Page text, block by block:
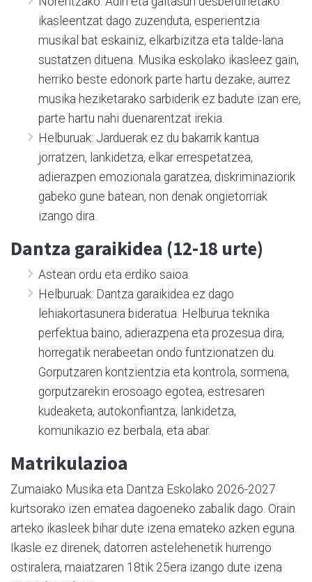
ikasleentzat dago zuzenduta, esperientzia
musikal bat eskainiz, elkarbizitza eta talde-lana
sustatzen dituena. Musika eskolako ikasleez gain,
herriko beste edonork parte hartu dezake, aurrez
musika heziketarako sarbiderik ez badute izan ere,
parte hartu nahi duenarentzat irekia.
Helburuak: Jarduerak ez du bakarrik kantua
jorratzen, lankidetza, elkar errespetatzea,
adierazpen emozionala garatzea, diskriminaziorik
gabeko gune batean, non denak ongietorriak
izango dira.
Dantza garaikidea (12-18 urte)
Astean ordu eta erdiko saioa.
Helburuak: Dantza garaikidea ez dago
lehiakortasunera bideratua. Helburua teknika
perfektua baino, adierazpena eta prozesua dira,
horregatik nerabeetan ondo funtzionatzen du.
Gorputzaren kontzientzia eta kontrola, sormena,
gorputzarekin erosoago egotea, estresaren
kudeaketa, autokonfiantza, lankidetza,
komunikazio ez berbala, eta abar.
Matrikulazioa
Zumaiako Musika eta Dantza Eskolako 2026-2027
kurtsorako izen ematea dagoeneko zabalik dago. Orain
arteko ikasleek bihar dute izena emateko azken eguna.
Ikasle ez direnek, datorren astelehenetik hurrengo
ostiralera, maiatzaren 18tik 25era izango dute izena